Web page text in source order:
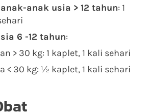
anak usia > 12 tahun: 1
6 -12 tahun:
> 30 kg: 1 kaplet, 1 kali sehari
< 30 kg: ½ kaplet, 1 kali sehari